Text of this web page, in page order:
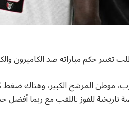
موطن المرشح الكبير، وهناك ضغط
للفوز باللقب مع ربما أفضل